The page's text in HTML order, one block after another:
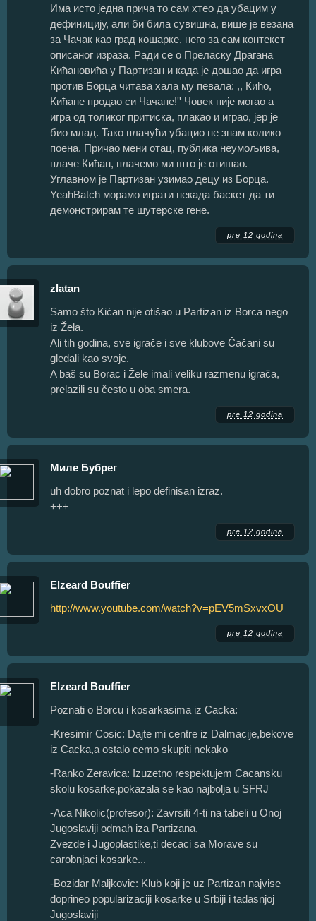
Има исто једна прича то сам хтео да убацим у
дефиницију, али би била сувишна, више је везана
за Чачак као град кошарке, него за сам контекст
описаног израза. Ради се о Преласку Драгана
Кићановића у Партизан и када је дошао да игра
против Борца читава хала му певала: ,, Кићо,
Кићане продао си Чачане!'' Човек није могао а
игра од толиког притиска, плакао и играо, јер је
био млад. Тако плачући убацио не знам колико
поена. Причао мени отац, публика неумољива,
плаче Кићан, плачемо ми што је отишао.
Углавном је Партизан узимао децу из Борца.
YeahBatch морамо играти некада баскет да ти
демонстрирам те шутерске гене.
pre 12 godina
zlatan
Samo što Kićan nije otišao u Partizan iz Borca nego
iz Žela.
Ali tih godina, sve igrače i sve klubove Čačani su
gledali kao svoje.
A baš su Borac i Žele imali veliku razmenu igrača,
prelazili su često u oba smera.
pre 12 godina
Миле Бубрег
uh dobro poznat i lepo definisan izraz.
+++
pre 12 godina
Elzeard Bouffier
http://www.youtube.com/watch?v=pEV5mSxvxOU
pre 12 godina
Elzeard Bouffier
Poznati o Borcu i kosarkasima iz Cacka:
-Kresimir Cosic: Dajte mi centre iz Dalmacije,bekove
iz Cacka,a ostalo cemo skupiti nekako
-Ranko Zeravica: Izuzetno respektujem Cacansku
skolu kosarke,pokazala se kao najbolja u SFRJ
-Aca Nikolic(profesor): Zavrsiti 4-ti na tabeli u Onoj
Jugoslaviji odmah iza Partizana,
Zvezde i Jugoplastike,ti decaci sa Morave su
carobnjaci kosarke...
-Bozidar Maljkovic: Klub koji je uz Partizan najvise
doprineo popularizaciji kosarke u Srbiji i tadasnjoj
Jugoslaviji